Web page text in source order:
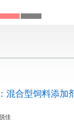
混合型饲料添加
佳